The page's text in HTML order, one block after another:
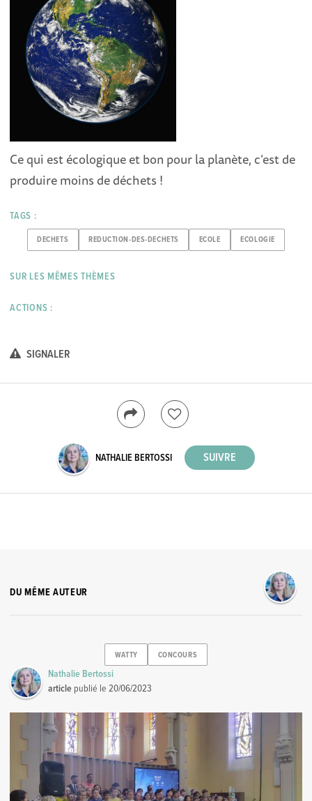
Ce qui est écologique et bon pour la planète, c’est de
produire moins de déchets !
TAGS :
DECHETS REDUCTION-DES-DECHETS ECOLE ECOLOGIE
SUR LES MÊMES THÈMES
ACTIONS :
SIGNALER
NATHALIE BERTOSSI
DU MÊME AUTEUR
WATTY CONCOURS
Nathalie Bertossi
article publié le20/06/2023